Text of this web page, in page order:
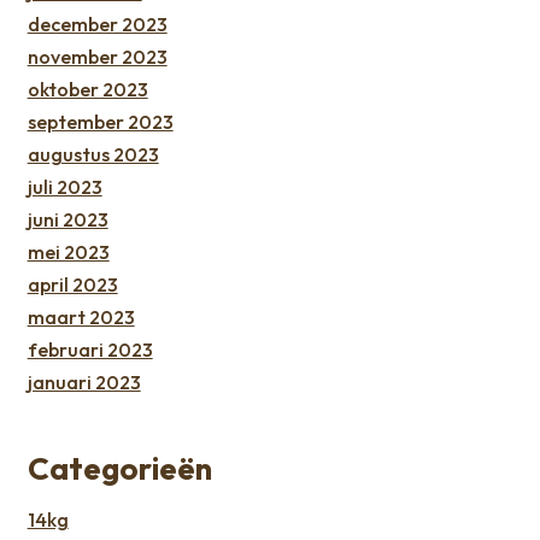
december 2023
november 2023
oktober 2023
september 2023
augustus 2023
juli 2023
juni 2023
mei 2023
april 2023
maart 2023
februari 2023
januari 2023
Categorieën
14kg